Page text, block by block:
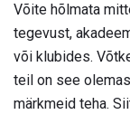
Võite hõlmata
tegevust,
või klubides.
teil on see
märkmeid teha.